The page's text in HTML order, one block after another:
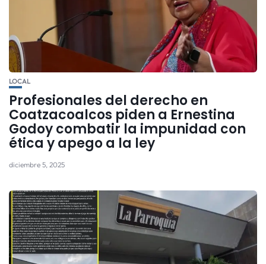
LOCAL
Profesionales del derecho en
Coatzacoalcos piden a Ernestina
Godoy combatir la impunidad con
ética y apego a la ley
diciembre 5, 2025